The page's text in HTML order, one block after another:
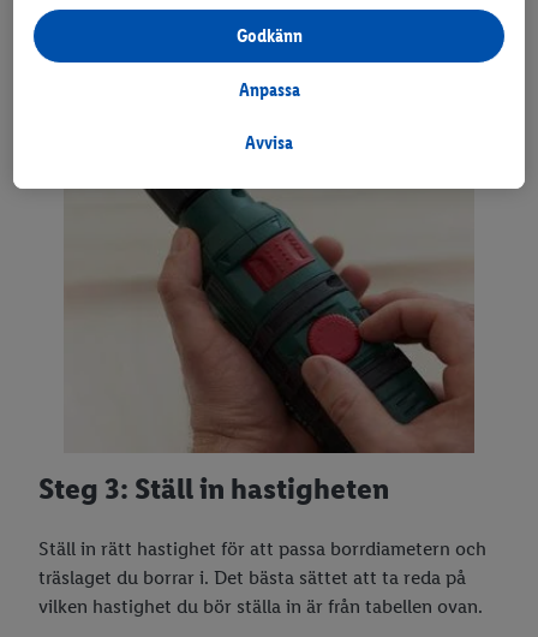
Steg 3: Ställ in hastigheten
Ställ in rätt hastighet för att passa borrdiametern och
träslaget du borrar i. Det bästa sättet att ta reda på
vilken hastighet du bör ställa in är från tabellen ovan.
utanför Lidl-tjänsterna. Om du är medlem i Lidl Plus-
programmet kommer data från ditt köpbeteende i butik också
att behandlas för dessa ändamål.
ytterligare information om personuppgiftsbehandling.
nödvändig teknik. Genom att klicka på "Godkänn" samtycker du
till all behandling för alla ovan nämnda syften. Ytterligare
information, inklusive om lagringsperioden för
personuppgifterna och din rätt att när som helst återkalla ditt
samtycke med verkan för framtiden, finns i vår
Du kan hitta avtrycken här.
Avvisa
Anpassa
Godkänn